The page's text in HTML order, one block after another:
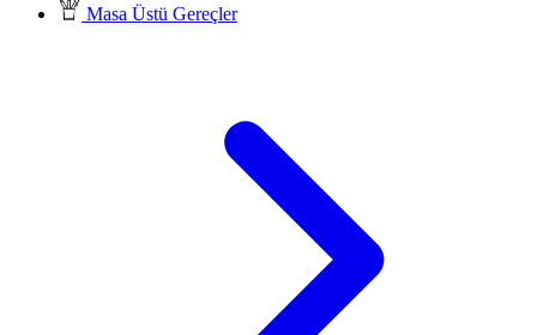
Masa Üstü Gereçler